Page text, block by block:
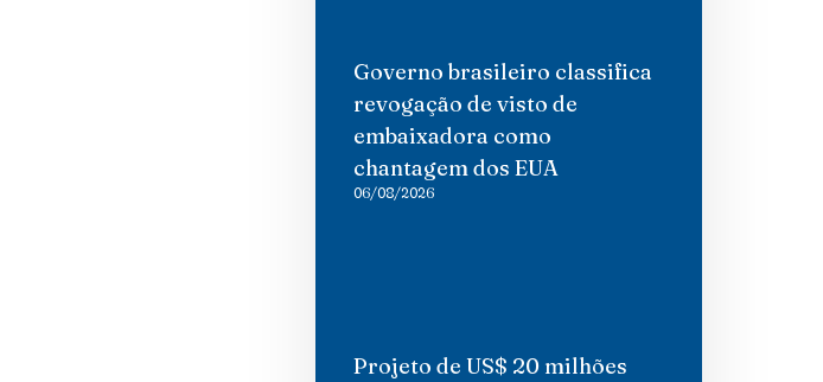
Governo brasileiro classifica
revogação de visto de
embaixadora como
chantagem dos EUA
06/08/2026
Projeto de US$ 20 milhões